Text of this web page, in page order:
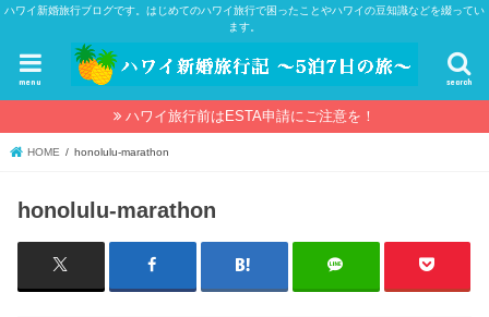
ハワイ新婚旅行ブログです。はじめてのハワイ旅行で困ったことやハワイの豆知識などを綴ってい
ます。
search
menu
ハワイ旅行前はESTA申請にご注意を！
HOME honolulu-marathon
honolulu-marathon